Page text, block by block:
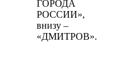
ГОРОДА
РОССИИ»,
внизу –
«ДМИТРОВ».